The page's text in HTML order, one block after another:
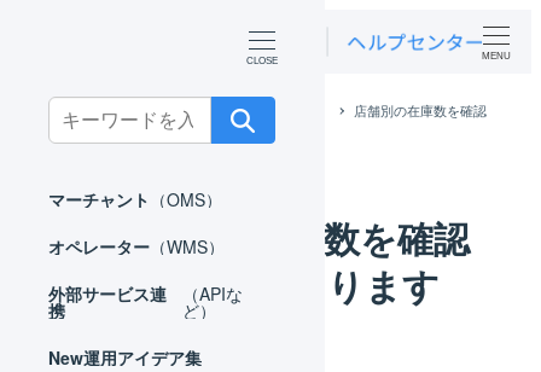
Search
for:
マーチャント （OMS）
オペレーター （WMS）
外部サービス連
携
（APIな
ど）
New運用アイデア集
MENU
ホーム よくある質問 マーチャント
店舗別の在庫数を確認
する方法はありますか。
店舗別の在庫数を確認
する方法はあります